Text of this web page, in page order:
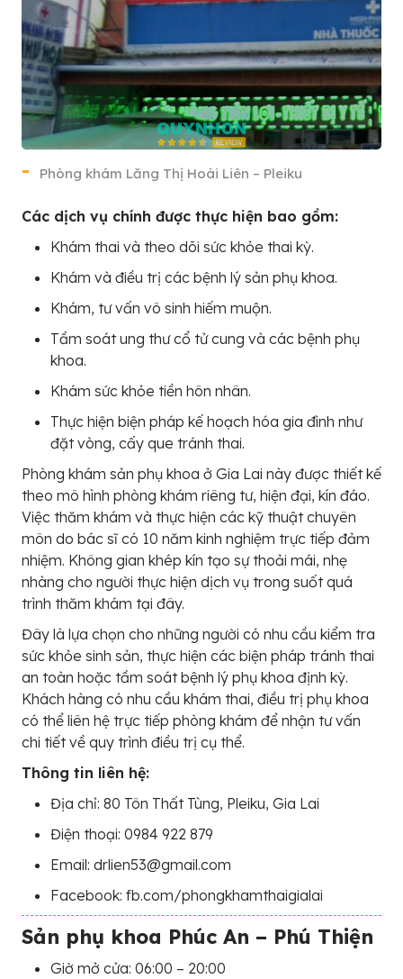
Phòng khám Lăng Thị Hoài Liên – Pleiku
Các dịch vụ chính được thực hiện bao gồm:
Khám thai và theo dõi sức khỏe thai kỳ.
Khám và điều trị các bệnh lý sản phụ khoa.
Khám, tư vấn vô sinh hiếm muộn.
Tầm soát ung thư cổ tử cung và các bệnh phụ
khoa.
Khám sức khỏe tiền hôn nhân.
Thực hiện biện pháp kế hoạch hóa gia đình như
đặt vòng, cấy que tránh thai.
Phòng khám sản phụ khoa ở Gia Lai này được thiết kế
theo mô hình phòng khám riêng tư, hiện đại, kín đáo.
Việc thăm khám và thực hiện các kỹ thuật chuyên
môn do bác sĩ có 10 năm kinh nghiệm trực tiếp đảm
nhiệm. Không gian khép kín tạo sự thoải mái, nhẹ
nhàng cho người thực hiện dịch vụ trong suốt quá
trình thăm khám tại đây.
Đây là lựa chọn cho những người có nhu cầu kiểm tra
sức khỏe sinh sản, thực hiện các biện pháp tránh thai
an toàn hoặc tầm soát bệnh lý phụ khoa định kỳ.
Khách hàng có nhu cầu khám thai, điều trị phụ khoa
có thể liên hệ trực tiếp phòng khám để nhận tư vấn
chi tiết về quy trình điều trị cụ thể.
Thông tin liên hệ:
Địa chỉ: 80 Tôn Thất Tùng, Pleiku, Gia Lai
Điện thoại: 0984 922 879
Email: drlien53@gmail.com
Facebook: fb.com/phongkhamthaigialai
Sản phụ khoa Phúc An – Phú Thiện
Giờ mở cửa: 06:00 – 20:00